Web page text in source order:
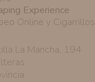
Experience
Online y Cigarrillos
La Mancha, 194